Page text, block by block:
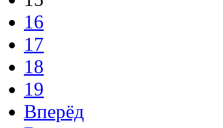
16
17
18
19
Вперёд